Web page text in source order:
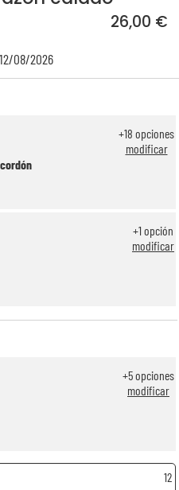
26,00 €
08/2026
+18 opciones
modificar
+1opción
modificar
+5opciones
modificar
12